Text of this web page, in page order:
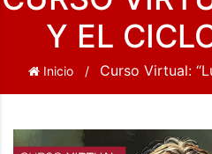
Y EL
Inicio Curso Virtual: